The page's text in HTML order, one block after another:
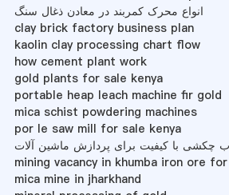
انواع محرک کمربند در معادن ذغال سنگ
clay brick factory business plan
kaolin clay processing chart flow
how cement plant work
gold plants for sale kenya
portable heap leach machine fir gold
mica schist powdering machines
por le saw mill for sale kenya
چکشی با کیفیت برای پردازش ماشین آلات
mining vacancy in khumba iron ore for
mica mine in jharkhand